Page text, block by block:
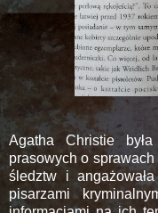
Agatha Christie
prasowych o
śledztw i
pisarzami